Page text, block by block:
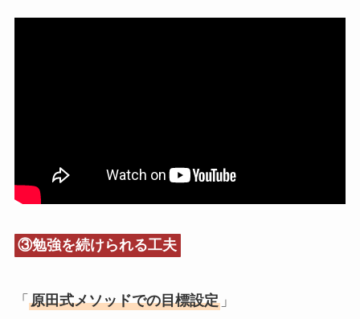
③勉強を続けられる工夫
「 原田式メソッドでの目標設定」